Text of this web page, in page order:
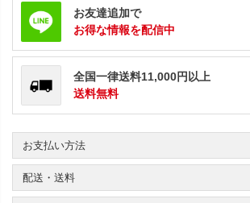
お友達追加で
お得な情報を配信中
全国一律送料11,000円以上
送料無料
お支払い方法
配送・送料